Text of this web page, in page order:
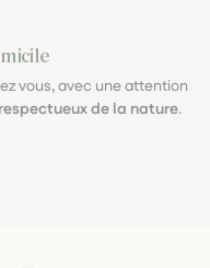
vous, avec une attention
de la nature.